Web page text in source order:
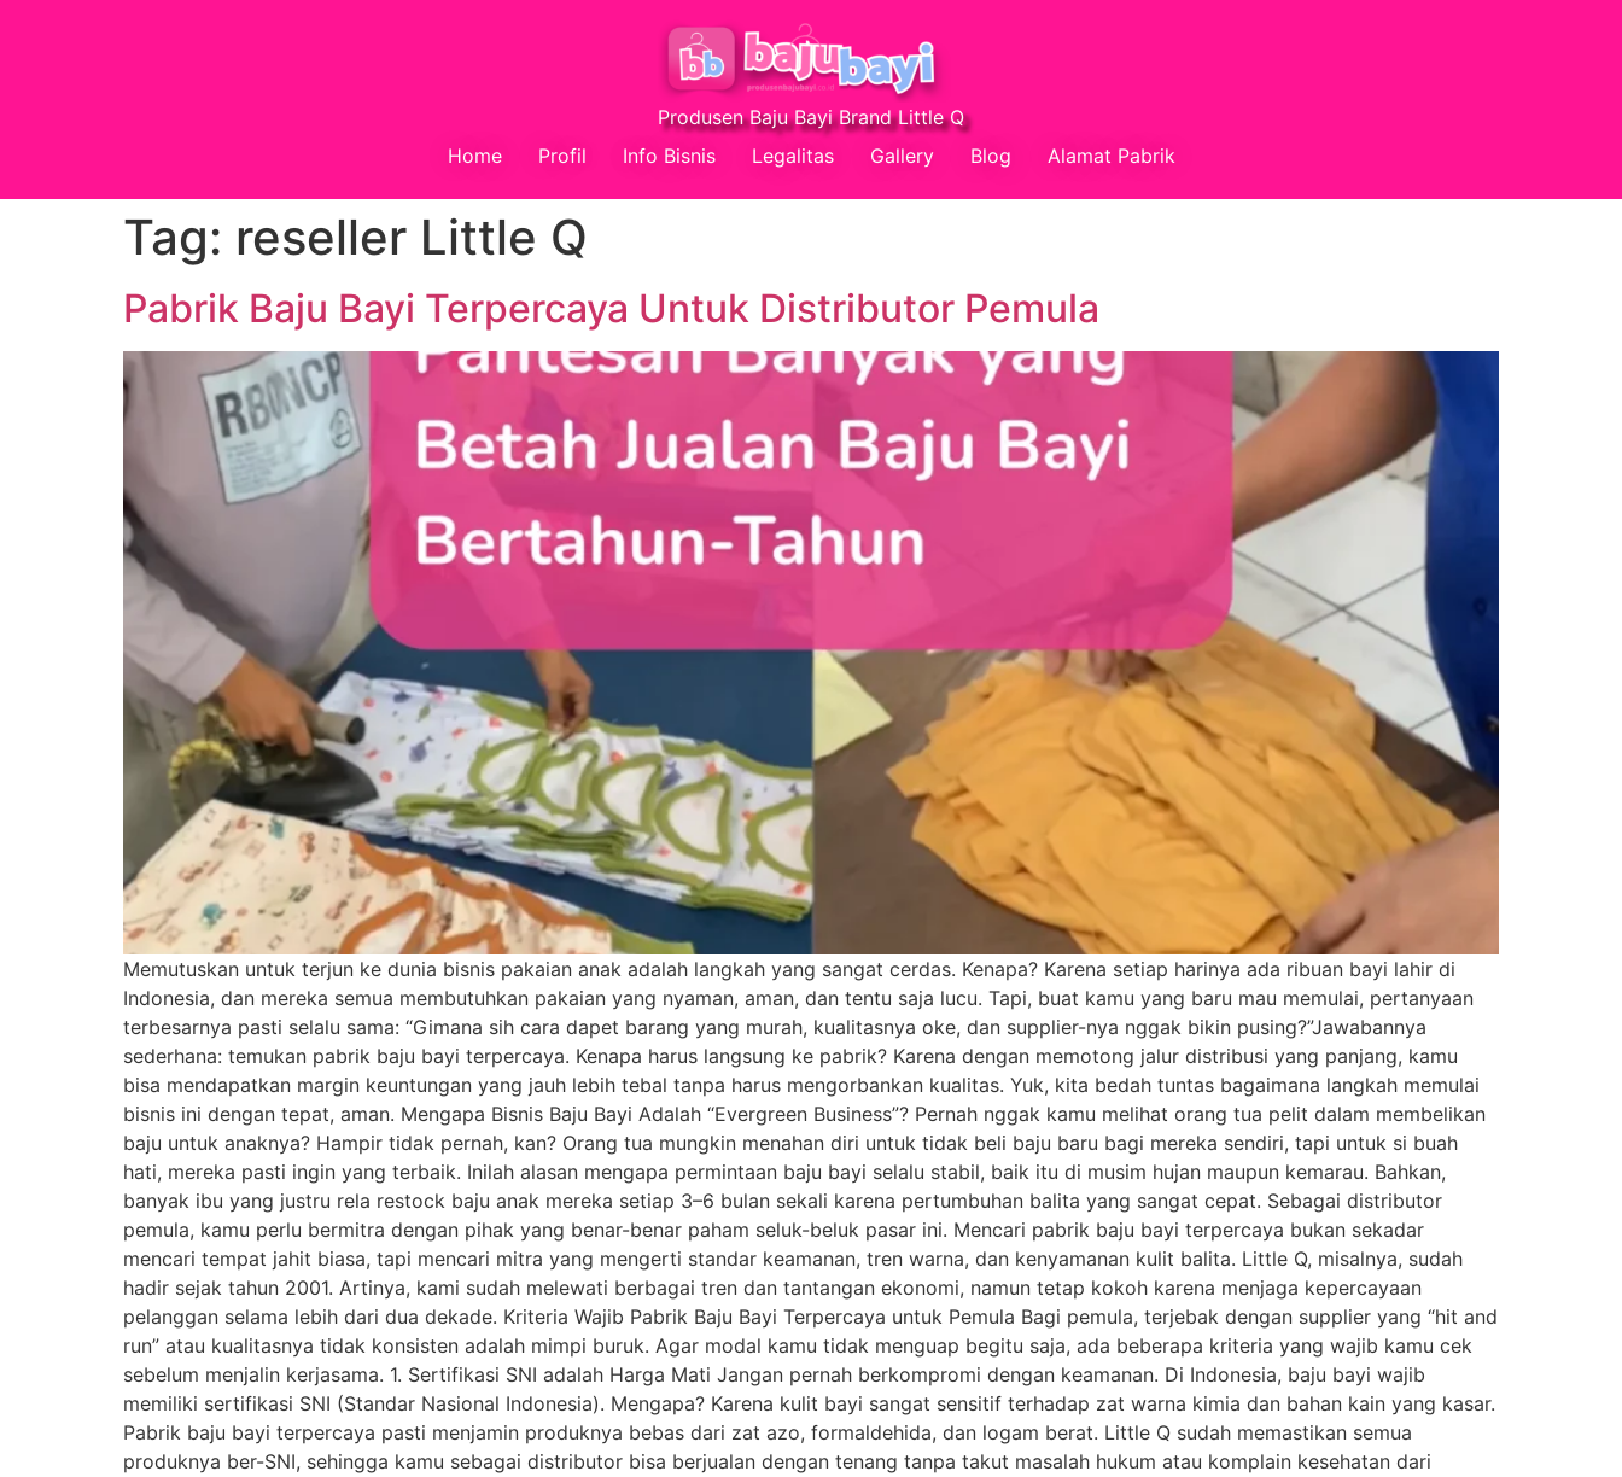
Produsen Baju Bayi Brand Little Q
Home
Profil Info Bisnis Legalitas Gallery Blog Alamat Pabrik
Tag: reseller Little Q
Pabrik Baju Bayi Terpercaya Untuk Distributor Pemula
Memutuskan untuk terjun ke dunia bisnis pakaian anak adalah langkah yang sangat cerdas. Kenapa? Karena setiap harinya ada ribuan bayi lahir di
Indonesia, dan mereka semua membutuhkan pakaian yang nyaman, aman, dan tentu saja lucu. Tapi, buat kamu yang baru mau memulai, pertanyaan
terbesarnya pasti selalu sama: “Gimana sih cara dapet barang yang murah, kualitasnya oke, dan supplier-nya nggak bikin pusing?”Jawabannya
sederhana: temukan pabrik baju bayi terpercaya. Kenapa harus langsung ke pabrik? Karena dengan memotong jalur distribusi yang panjang, kamu
bisa mendapatkan margin keuntungan yang jauh lebih tebal tanpa harus mengorbankan kualitas. Yuk, kita bedah tuntas bagaimana langkah memulai
bisnis ini dengan tepat, aman. Mengapa Bisnis Baju Bayi Adalah “Evergreen Business”? Pernah nggak kamu melihat orang tua pelit dalam membelikan
baju untuk anaknya? Hampir tidak pernah, kan? Orang tua mungkin menahan diri untuk tidak beli baju baru bagi mereka sendiri, tapi untuk si buah
hati, mereka pasti ingin yang terbaik. Inilah alasan mengapa permintaan baju bayi selalu stabil, baik itu di musim hujan maupun kemarau. Bahkan,
banyak ibu yang justru rela restock baju anak mereka setiap 3–6 bulan sekali karena pertumbuhan balita yang sangat cepat. Sebagai distributor
pemula, kamu perlu bermitra dengan pihak yang benar-benar paham seluk-beluk pasar ini. Mencari pabrik baju bayi terpercaya bukan sekadar
mencari tempat jahit biasa, tapi mencari mitra yang mengerti standar keamanan, tren warna, dan kenyamanan kulit balita. Little Q, misalnya, sudah
hadir sejak tahun 2001. Artinya, kami sudah melewati berbagai tren dan tantangan ekonomi, namun tetap kokoh karena menjaga kepercayaan
pelanggan selama lebih dari dua dekade. Kriteria Wajib Pabrik Baju Bayi Terpercaya untuk Pemula Bagi pemula, terjebak dengan supplier yang “hit and
run” atau kualitasnya tidak konsisten adalah mimpi buruk. Agar modal kamu tidak menguap begitu saja, ada beberapa kriteria yang wajib kamu cek
sebelum menjalin kerjasama. 1. Sertifikasi SNI adalah Harga Mati Jangan pernah berkompromi dengan keamanan. Di Indonesia, baju bayi wajib
memiliki sertifikasi SNI (Standar Nasional Indonesia). Mengapa? Karena kulit bayi sangat sensitif terhadap zat warna kimia dan bahan kain yang kasar.
Pabrik baju bayi terpercaya pasti menjamin produknya bebas dari zat azo, formaldehida, dan logam berat. Little Q sudah memastikan semua
produknya ber-SNI, sehingga kamu sebagai distributor bisa berjualan dengan tenang tanpa takut masalah hukum atau komplain kesehatan dari